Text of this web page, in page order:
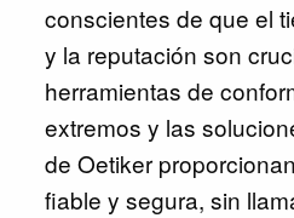
conscientes de que el
y la reputación son
herramientas de
extremos y las
de Oetiker
fiable y segura, sin